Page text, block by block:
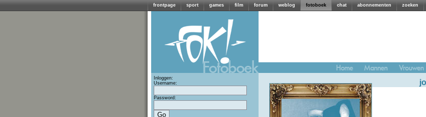
frontpage sport games film forum weblog fotoboek chat abonnementen zoeken
Inloggen:
Username:
Password: